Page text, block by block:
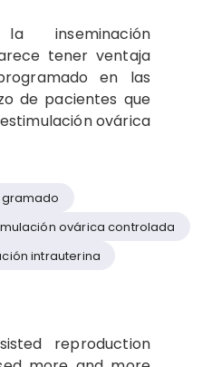
inseminación
tener ventaja
en las
de pacientes que
ovárica
ovárica controlada
intrauterina
reproduction